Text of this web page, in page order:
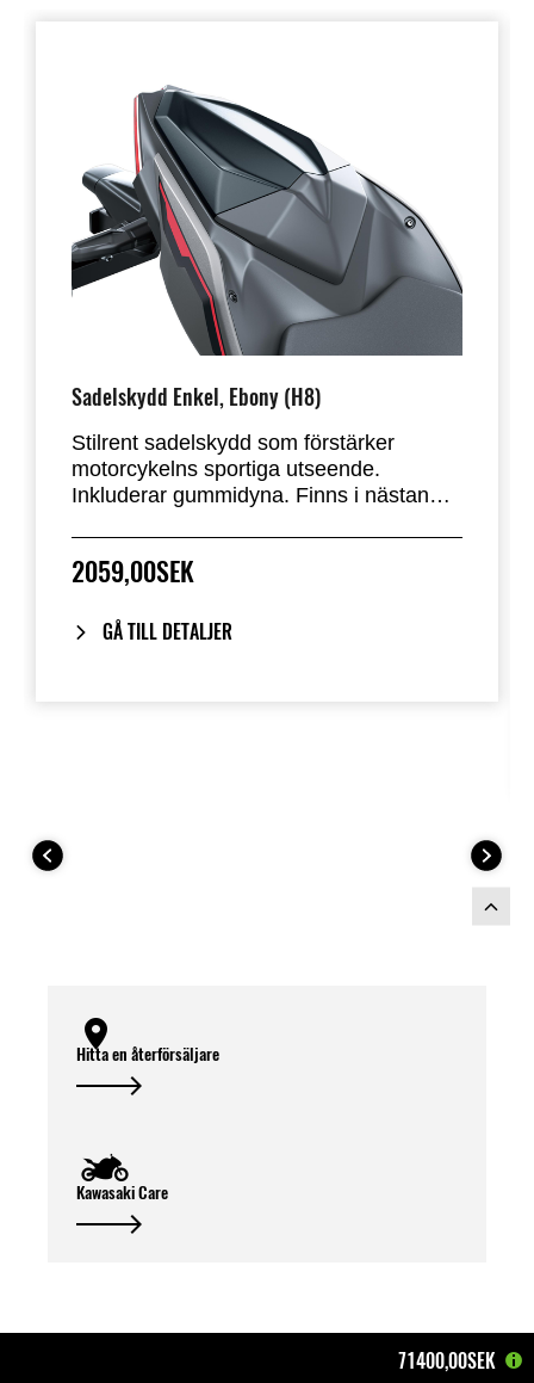
Sadelskydd Enkel, Ebony (H8)
Stilrent sadelskydd som förstärker
motorcykelns sportiga utseende.
Inkluderar gummidyna. Finns i nästan
2059,00SEK
GÅ TILL DETALJER
Hitta en återförsäljare
Kawasaki Care
71400,00SEK